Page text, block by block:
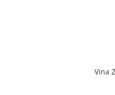
Vina